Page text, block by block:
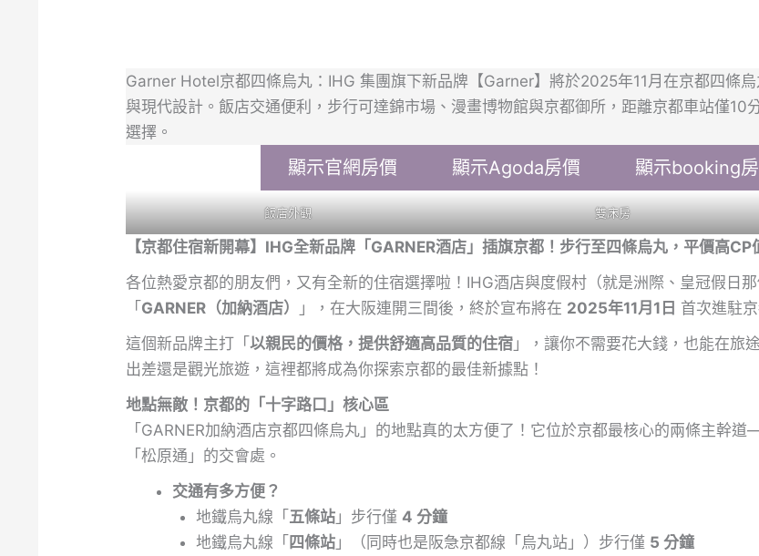
Garner Hotel京都四條烏丸：IHG 集團旗下新品牌【Garner】將於2025年11月在京都四條
與現代設計。飯店交通便利，步行可達錦市場、漫畫博物館與京都御所，距離京都車站僅10
選擇。
顯示官網房價 顯示Agoda房價 顯示booking
飯店外觀 雙床房
【京都住宿新開幕】IHG全新品牌「GARNER酒店」插旗京都！步行至四條烏丸，平價高CP
各位熱愛京都的朋友們，又有全新的住宿選擇啦！IHG酒店與度假村（就是洲際、皇冠假日
「 GARNER（加納酒店） 」，在大阪連開三間後，終於宣布將在 2025年11月1日 首次進駐
這個新品牌主打「 以親民的價格，提供舒適高品質的住宿 」，讓你不需要花大錢，也能在旅
出差還是觀光旅遊，這裡都將成為你探索京都的最佳新據點！
地點無敵！京都的「十字路口」核心區
「GARNER加納酒店京都四條烏丸」的地點真的太方便了！它位於京都最核心的兩條主幹
「松原通」的交會處。
交通有多方便？
地鐵烏丸線「 五條站」步行僅 4 分鐘
地鐵烏丸線「 四條站」（同時也是阪急京都線「烏丸站」）步行僅 5 分鐘